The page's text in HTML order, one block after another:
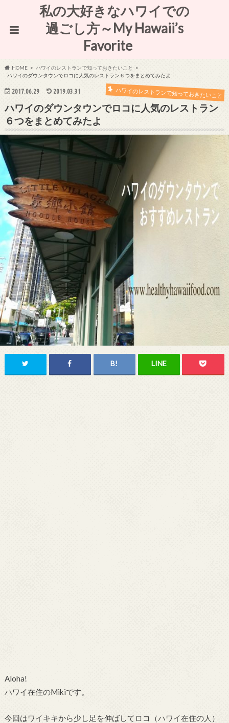
私の大好きなハワイでの
過ごし方～My Hawaii’s
Favorite
HOME
ハワイのレストランで知っておきたいこと
ハワイのダウンタウンでロコに人気のレストラン６つをまとめてみたよ
2017.06.29 2019.03.31 ハワイのレストランで知っておきたいこと
ハワイのダウンタウンでロコに人気のレストラン
６つをまとめてみたよ
Aloha!
ハワイ在住のMikiです。
今回はワイキキから少し足を伸ばしてロコ（ハワイ在住の人）